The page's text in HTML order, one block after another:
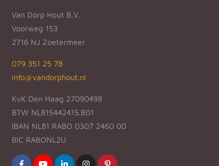
Van Dorp Hout B.V.
Voorweg 153
2716 NJ Zoetermeer
079 351 25 78
info@vandorphout.nl
KvK Den Haag 27090498
BTW NL815442415.B01
IBAN NL81 RABO 0307 2460 00
BIC RABONL2U